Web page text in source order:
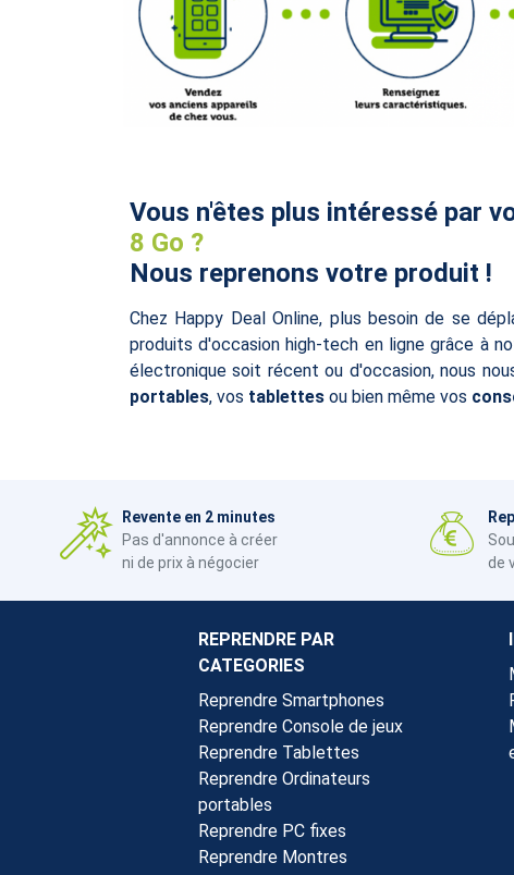
Vous n'êtes plus intéressé par
8 Go ?
Nous reprenons votre produit !
Chez Happy Deal Online, plus besoin de se
produits d'occasion high-tech en ligne grâce à
électronique soit récent ou d'occasion, nous
portables, vos tablettesou bien même vos
Revente en 2 minutes
Pas d'annonce à créer
ni de prix à négocier
de
REPRENDRE PAR
CATEGORIES
Reprendre Smartphones
Reprendre Console de jeux
Reprendre Tablettes
Reprendre Ordinateurs
portables
Reprendre PC fixes
Reprendre Montres